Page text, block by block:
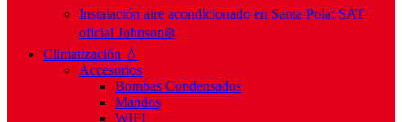
Instalación aire acondicionado en Santa Pola: SAT
oficial Johnson❄️
Climatización 💧
Accesorios
Bombas Condensados
Mandos
WIFI